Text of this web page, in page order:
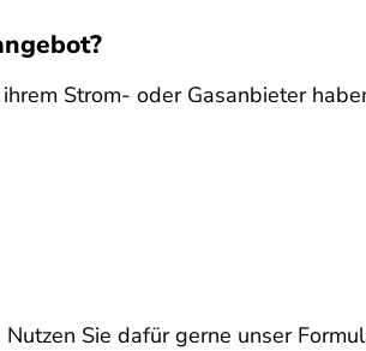
Strom- oder Gasanbieter
Sie dafür gerne unser